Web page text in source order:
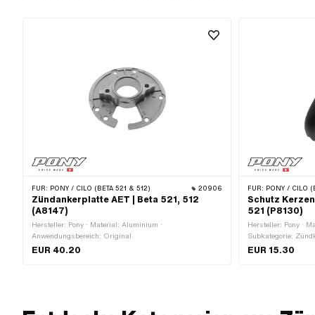
FÜR: PONY / CILO (BETA 521 & 512) 20906
Zündankerplatte AET | Beta 521, 512
(A8147)
Hersteller: Pony · Material: Aluminium ·
Anwendungsbereich: Original
EUR 40.20
FÜR: PONY / CILO
Schutz
521 (P8130)
Hersteller: Pony ·
Subkategorie:
EUR 15.30